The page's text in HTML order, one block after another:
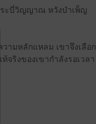
ระบี่วิญญาณ หวังบำเพ็ญ
ามหลักแหลม เขาจึงเลือก
จริงของเขากำลังรอเวลา